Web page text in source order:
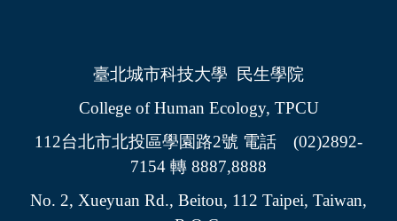
臺北城市科技大學 民生學院
College of Human Ecology, TPCU
112台北市北投區學園路2號 電話 (02)2892-
7154 轉 8887,8888
No. 2, Xueyuan Rd., Beitou, 112 Taipei, Taiwan,